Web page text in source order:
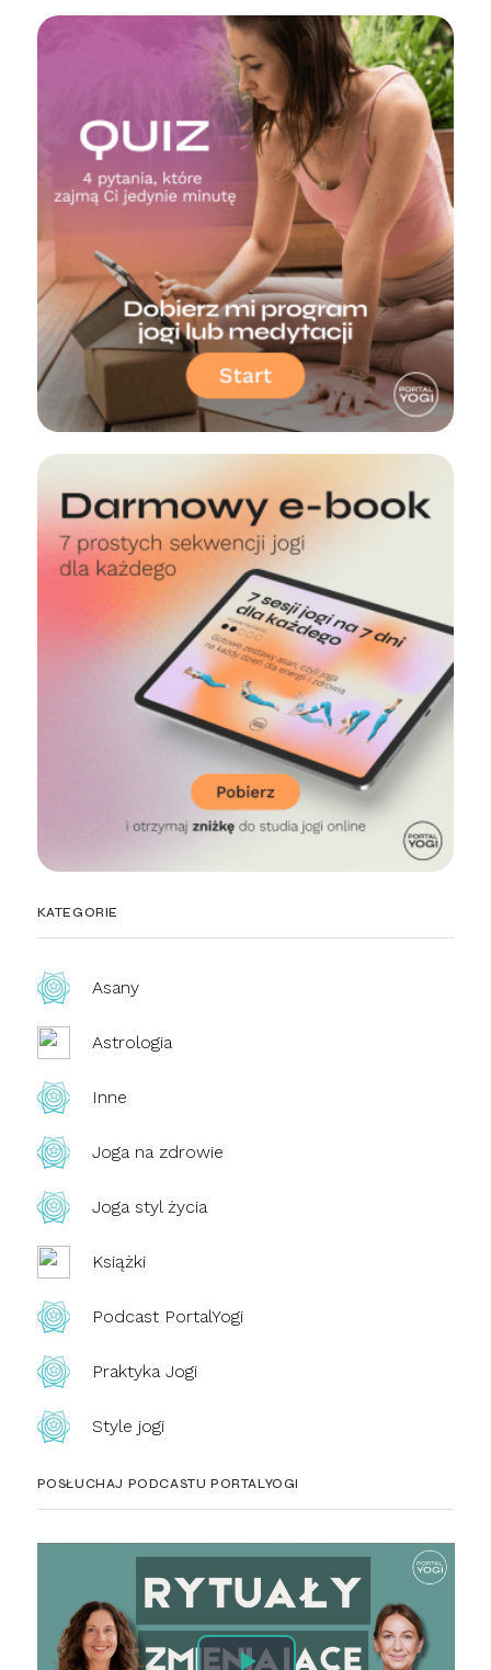
KATEGORIE
Asany
Astrologia
Inne
Joga na zdrowie
Joga styl życia
Książki
Podcast PortalYogi
Praktyka Jogi
Style jogi
POSŁUCHAJ PODCASTU PORTALYOGI